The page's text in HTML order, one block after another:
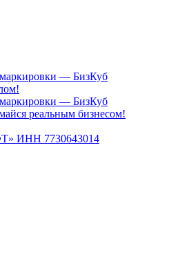
— БизКуб
— БизКуб
реальным бизнесом!
ИНН 7730643014